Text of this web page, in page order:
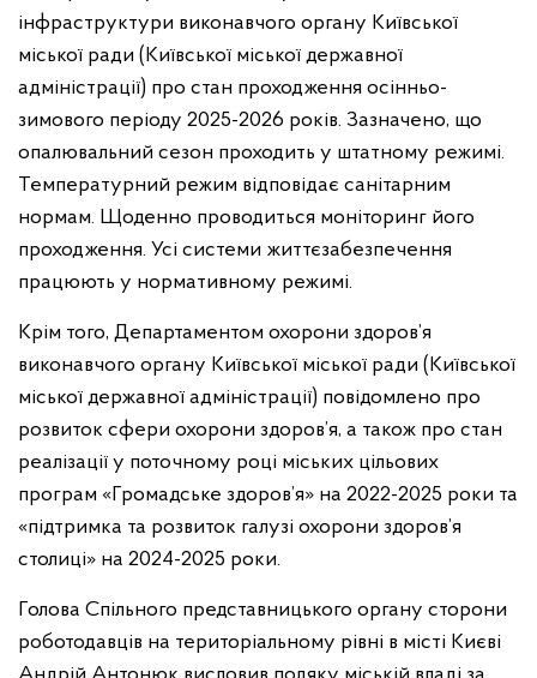
інфраструктури виконавчого органу Київської
міської ради (Київської міської державної
адміністрації) про стан проходження осінньо-
зимового періоду 2025-2026 років. Зазначено, що
опалювальний сезон проходить у штатному режимі.
Температурний режим відповідає санітарним
нормам. Щоденно проводиться моніторинг його
проходження. Усі системи життєзабезпечення
працюють у нормативному режимі.
Крім того, Департаментом охорони здоров’я
виконавчого органу Київської міської ради (Київської
міської державної адміністрації) повідомлено про
розвиток сфери охорони здоров’я, а також про стан
реалізації у поточному році міських цільових
програм «Громадське здоров’я» на 2022-2025 роки та
«підтримка та розвиток галузі охорони здоров’я
столиці» на 2024-2025 роки.
Голова Спільного представницького органу сторони
роботодавців на територіальному рівні в місті Києві